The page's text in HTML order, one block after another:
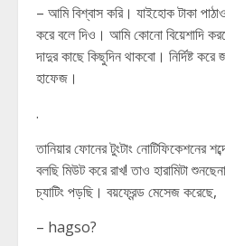
– আমি বিশ্বাস করি। যাইহোক টাকা
করে বলে দিও। আমি কোনো বিয়েশাদি
দাদুর কাছে কিছুদিন থাকবো। নির্দিষ্ট
হাফেজ।
.
তানিয়ার ফোনের টুংটাং নোটিফিকেশনের
বলছি মিউট করে রাখ! তাও হারামিটা
চ্যাটিং পড়ছি। বয়ফ্রেন্ড মেসেজ করেছে,
– hagso?